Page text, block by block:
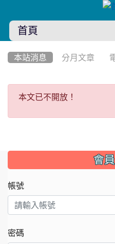
首頁
本站消息 分月文章
本文已不開放！
本文已不開放！
::: 會
帳號
密碼